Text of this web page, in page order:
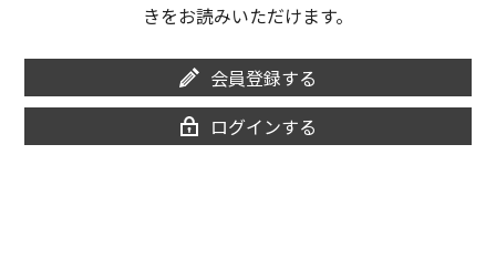
きをお読みいただけます。
会員登録する
ログインする